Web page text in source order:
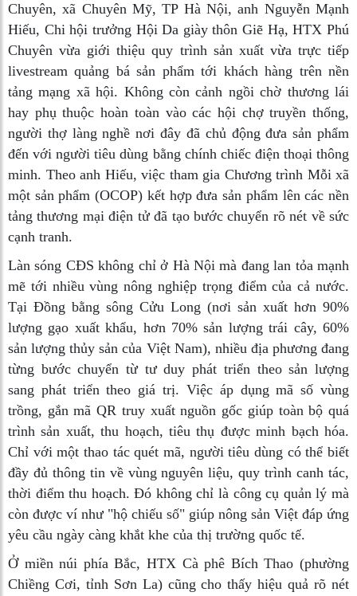
Chuyên, xã Chuyên Mỹ, TP Hà Nội, anh Nguyễn Mạnh
Hiếu, Chi hội trưởng Hội Da giày thôn Giẽ Hạ, HTX Phú
Chuyên vừa giới thiệu quy trình sản xuất vừa trực tiếp
livestream quảng bá sản phẩm tới khách hàng trên nền
tảng mạng xã hội. Không còn cảnh ngồi chờ thương lái
hay phụ thuộc hoàn toàn vào các hội chợ truyền thống,
người thợ làng nghề nơi đây đã chủ động đưa sản phẩm
đến với người tiêu dùng bằng chính chiếc điện thoại thông
minh. Theo anh Hiếu, việc tham gia Chương trình Mỗi xã
một sản phẩm (OCOP) kết hợp đưa sản phẩm lên các nền
tảng thương mại điện tử đã tạo bước chuyển rõ nét về sức
cạnh tranh.
Làn sóng CĐS không chỉ ở Hà Nội mà đang lan tỏa mạnh
mẽ tới nhiều vùng nông nghiệp trọng điểm của cả nước.
Tại Đồng bằng sông Cửu Long (nơi sản xuất hơn 90%
lượng gạo xuất khẩu, hơn 70% sản lượng trái cây, 60%
sản lượng thủy sản của Việt Nam), nhiều địa phương đang
từng bước chuyển từ tư duy phát triển theo sản lượng
sang phát triển theo giá trị. Việc áp dụng mã số vùng
trồng, gắn mã QR truy xuất nguồn gốc giúp toàn bộ quá
trình sản xuất, thu hoạch, tiêu thụ được minh bạch hóa.
Chỉ với một thao tác quét mã, người tiêu dùng có thể biết
đầy đủ thông tin về vùng nguyên liệu, quy trình canh tác,
thời điểm thu hoạch. Đó không chỉ là công cụ quản lý mà
còn được ví như "hộ chiếu số" giúp nông sản Việt đáp ứng
yêu cầu ngày càng khắt khe của thị trường quốc tế.
Ở miền núi phía Bắc, HTX Cà phê Bích Thao (phường
Chiềng Cơi, tỉnh Sơn La) cũng cho thấy hiệu quả rõ nét